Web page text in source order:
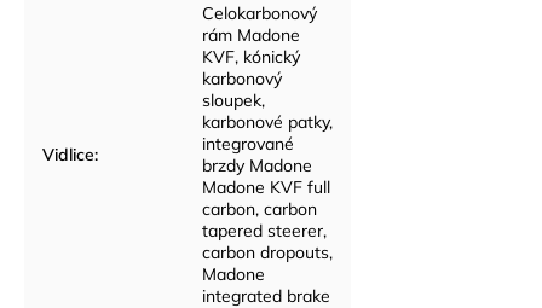
Vidlice:
Celokarbonový
rám Madone
KVF, kónický
karbonový
sloupek,
karbonové patky,
integrované
brzdy Madone
Madone KVF full
carbon, carbon
tapered steerer,
carbon dropouts,
Madone
integrated brake